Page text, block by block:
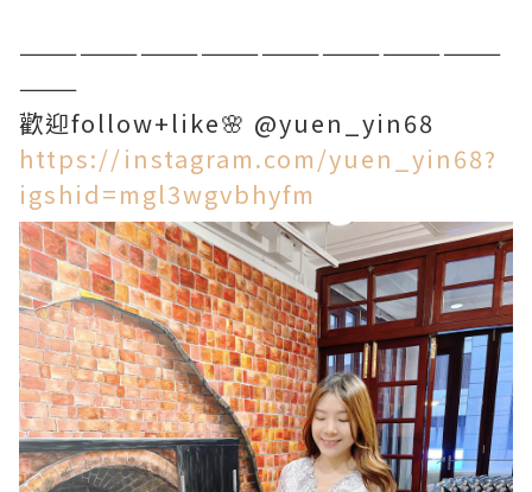
————————————————————————
———
歡迎follow+like🌸 @yuen_yin68
https://instagram.com/yuen_yin68?
igshid=mgl3wgvbhyfm